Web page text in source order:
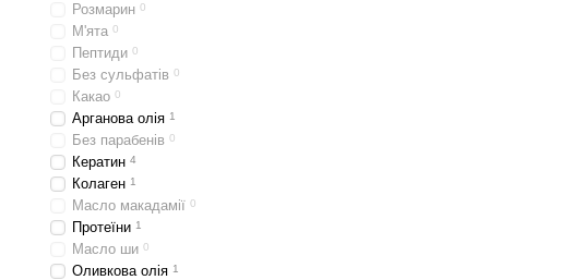
Розмарин 0
М'ята 0
Пептиди 0
Без сульфатів 0
Какао 0
Арганова олія 1
Без парабенів 0
Кератин 4
Колаген 1
Масло макадамії 0
Протеїни 1
Масло ши 0
Оливкова олія 1